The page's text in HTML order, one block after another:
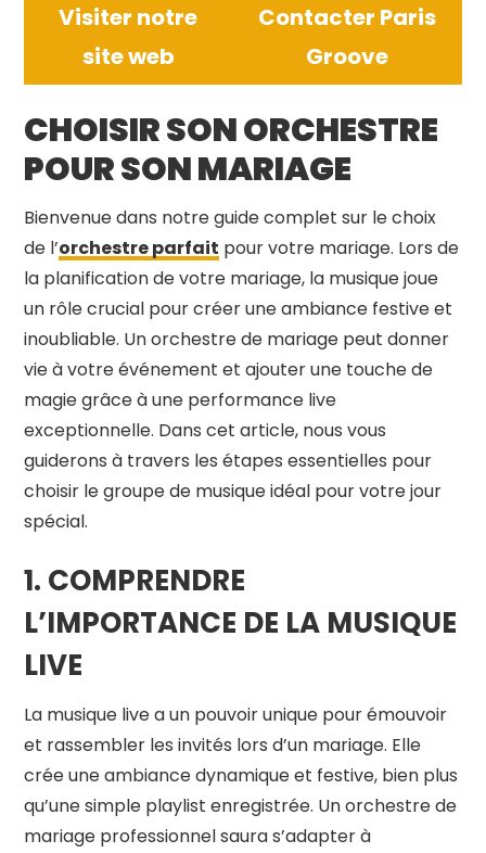
Visiter notre
site web
Contacter Paris
Groove
CHOISIR SON ORCHESTRE
POUR SON MARIAGE
Bienvenue dans notre guide complet sur le choix
de l’orchestre parfait pour votre mariage. Lors de
la planification de votre mariage, la musique joue
un rôle crucial pour créer une ambiance festive et
inoubliable. Un orchestre de mariage peut donner
vie à votre événement et ajouter une touche de
magie grâce à une performance live
exceptionnelle. Dans cet article, nous vous
guiderons à travers les étapes essentielles pour
choisir le groupe de musique idéal pour votre jour
spécial.
1. COMPRENDRE
L’IMPORTANCE DE LA MUSIQUE
LIVE
La musique live a un pouvoir unique pour émouvoir
et rassembler les invités lors d’un mariage. Elle
crée une ambiance dynamique et festive, bien plus
qu’une simple playlist enregistrée. Un orchestre de
mariage professionnel saura s’adapter à